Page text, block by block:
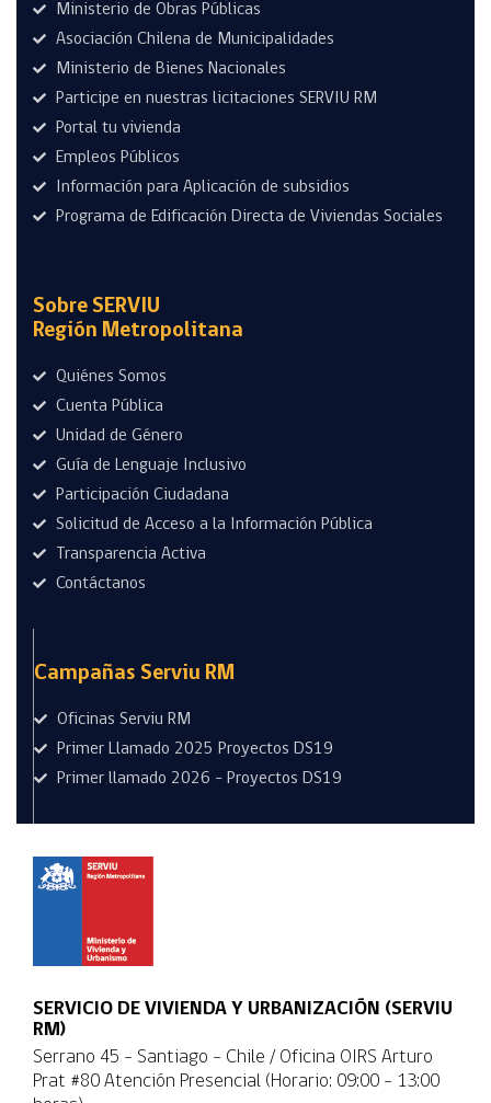
Ministerio de Obras Públicas
Asociación Chilena de Municipalidades
Ministerio de Bienes Nacionales
Participe en nuestras licitaciones SERVIU RM
Portal tu vivienda
Empleos Públicos
Información para Aplicación de subsidios
Programa de Edificación Directa de Viviendas Sociales
Sobre SERVIU
Región Metropolitana
Quiénes Somos
Cuenta Pública
Unidad de Género
Guía de Lenguaje Inclusivo
Participación Ciudadana
Solicitud de Acceso a la Información Pública
Transparencia Activa
Contáctanos
Campañas Serviu RM
Oficinas Serviu RM
Primer Llamado 2025 Proyectos DS19
Primer llamado 2026 - Proyectos DS19
SERVICIO DE VIVIENDA Y URBANIZACIÓN (SERVIU
RM)
Serrano 45 - Santiago - Chile / Oficina OIRS Arturo
Prat #80 Atención Presencial (Horario: 09:00 - 13:00